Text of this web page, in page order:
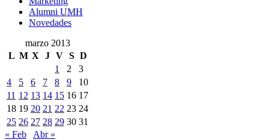
Alumni UMH
Novedades
marzo 2013
L M X J V S D
1
2
3
4
5 6 7 8 9
10
11 12 13 14 15 16 17
18 19 20 21 22 23 24
25 26 27 28 29 30 31
« Feb
Abr »